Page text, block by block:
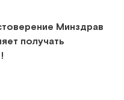
Минздрав
получать